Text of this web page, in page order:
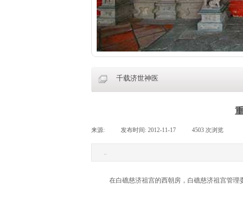
千载济世神医
来源: 发布时间: 2012-11-17 4503 次浏览
..
在白礁慈济祖宫的西朝房，白礁慈济祖宫管理